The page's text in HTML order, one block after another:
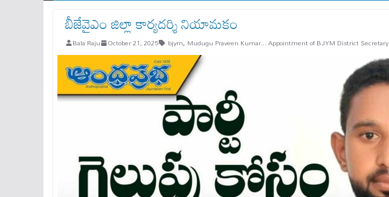
బీజేవైఎం జిల్లా కార్యదర్శి నియామకం
Bala Raju October 21, 2025 bjym, Mudugu Praveen Kumar... Appointment of BJYM District Secretary